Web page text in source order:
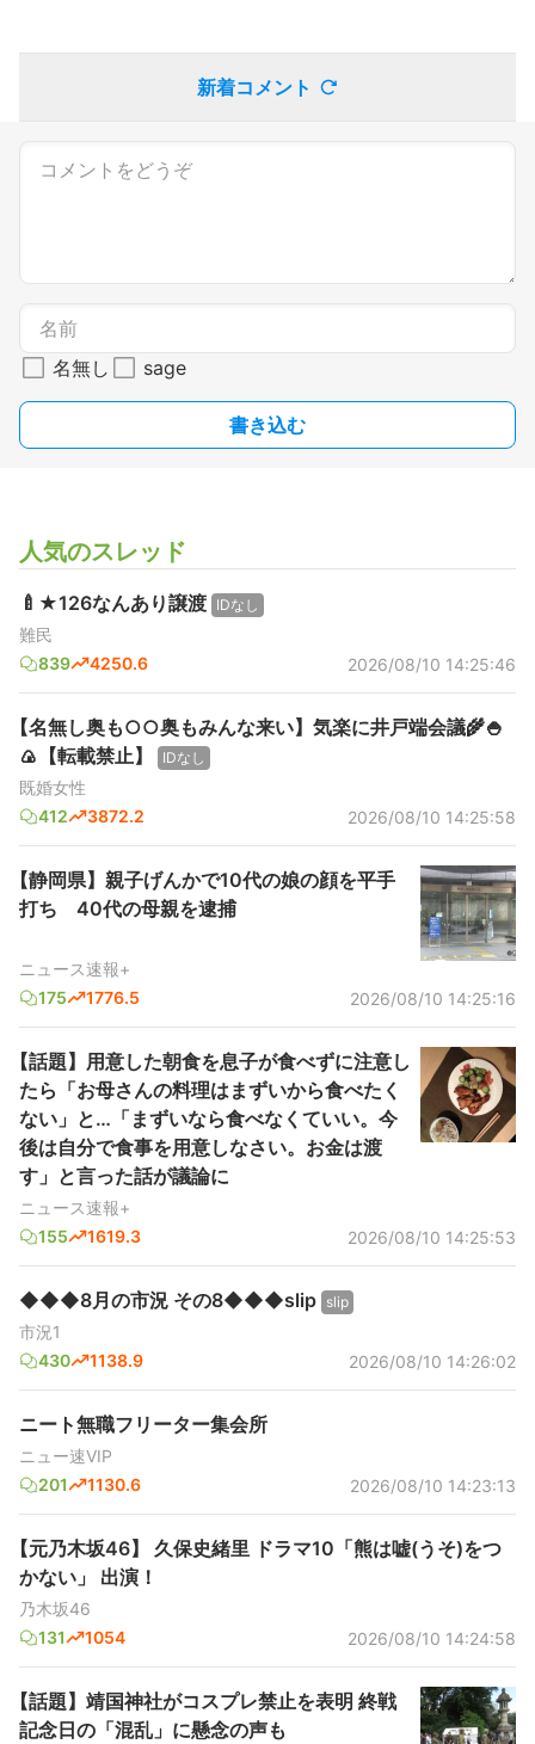
新着コメント
名無し sage
書き込む
人気のスレッド
🍼★126なんあり譲渡 IDなし
難民
839
4250.6 2026/08/10 14:25:46
【名無し奥も○○奥もみんな来い】気楽に井戸端会議🌾🍚
🍙【転載禁止】
IDなし
既婚女性
412
3872.2 2026/08/10 14:25:58
【静岡県】親子げんかで10代の娘の顔を平手
打ち 40代の母親を逮捕
ニュース速報+
175
1776.5 2026/08/10 14:25:16
【話題】用意した朝食を息子が食べずに注意し
たら「お母さんの料理はまずいから食べたく
ない」と…「まずいなら食べなくていい。今
後は自分で食事を用意しなさい。お金は渡
す」と言った話が議論に
ニュース速報+
155
1619.3 2026/08/10 14:25:53
◆◆◆8月の市況 その8◆◆◆slip slip
市況1
430
1138.9 2026/08/10 14:26:02
ニート無職フリーター集会所
ニュー速VIP
201
1130.6 2026/08/10 14:23:13
【元乃木坂46】 久保史緒里 ドラマ10「熊は嘘(うそ)をつ
かない」 出演！
乃木坂46
131
1054 2026/08/10 14:24:58
【話題】靖国神社がコスプレ禁止を表明 終戦
記念日の「混乱」に懸念の声も